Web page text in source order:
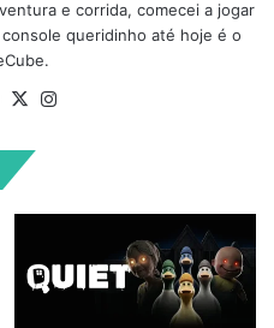
e corrida, comecei a jogar
queridinho até hoje é o
Facebook
X